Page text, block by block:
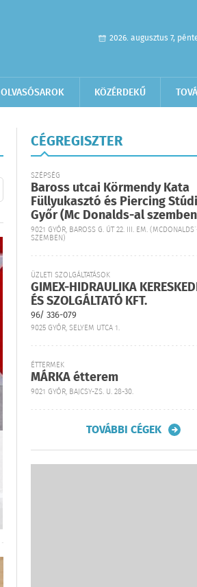
2026. augusztus 7,
OLVASÓSAROK KÖZÉRDEKŰ
CÉGREGISZTER
SZÉPSÉG
Baross utcai Körmendy Kata
Füllyukasztó és Piercing
Győr (Mc Donalds-al
9021 GYŐR, BAROSS G. ÚT 22. III. EM.
SZEMBEN)
ÜZLETI SZOLGÁLTATÁSOK
GIMEX-HIDRAULIKA
ÉS SZOLGÁLTATÓ KFT.
96/ 336-079
9025 GYŐR, SELYEM UTCA 1.
ÉTTERMEK
MÁRKA étterem
9021 GYŐR, BAJCSY-ZS. U. 28-30.
TOVÁBBI CÉGEK